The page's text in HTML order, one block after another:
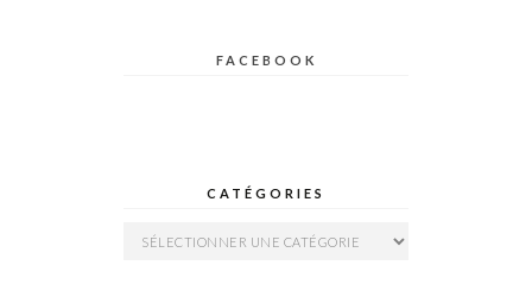
FACEBOOK
CATÉGORIES
Catégories